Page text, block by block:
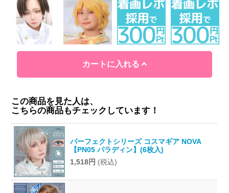
カートに入れる
この商品を見た人は、
こちらの商品もチェックしています！
パーフェクトシリーズ コスマギア NOVA
【PN05 パラディン】(6枚入)
1,518円 (税込)